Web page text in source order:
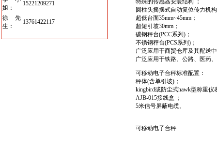
姐：
15221209271
徐先
生：
13761422117
特殊的传感器安装结构
；
圆柱头摇摆式自动复位传力机构
超低台面35mm~45mm ；
超短引坡30mm ；
碳钢秤台(PCC系列 ) ；
不锈钢秤台(PCS系列 ) ；
广泛应用于商贸仓库及其配送
广泛应用于铁路、公路、医药
可移动电子台秤标准配置：
秤体(含单引坡) ；
kingbird或防尘式hawk型称重仪
AJB-015接线盒
；
5米信号屏蔽电缆。
可移动电子台秤